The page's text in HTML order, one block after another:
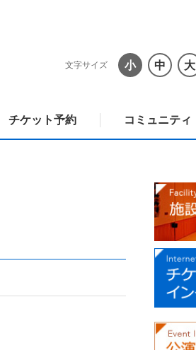
文字サイズ 小 中 大
チケット予約 コミュニティ